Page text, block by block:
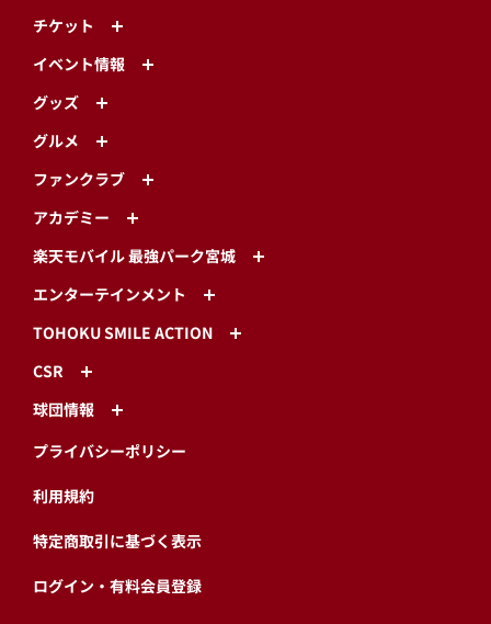
チケット
イベント情報
グッズ
グルメ
ファンクラブ
アカデミー
楽天モバイル 最強パーク宮城
エンターテインメント
TOHOKU SMILE ACTION
CSR
球団情報
プライバシーポリシー
利用規約
特定商取引に基づく表示
ログイン・有料会員登録